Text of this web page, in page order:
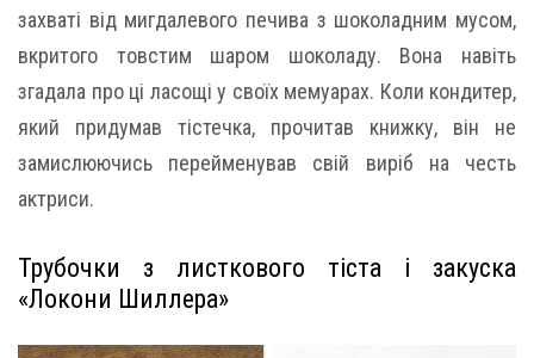
захваті від мигдалевого печива з шоколадним мусом,
вкритого товстим шаром шоколаду. Вона навіть
згадала про ці ласощі у своїх мемуарах. Коли кондитер,
який придумав тістечка, прочитав книжку, він не
замислюючись перейменував свій виріб на честь
актриси.
Трубочки з листкового тіста і закуска
«Локони Шиллера»